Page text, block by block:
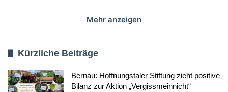
Mehr anzeigen
Kürzliche Beiträge
Bernau: Hoffnungstaler Stiftung zieht positive
Bilanz zur Aktion „Vergissmeinnicht“